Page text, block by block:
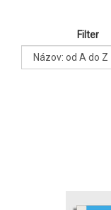
Filter